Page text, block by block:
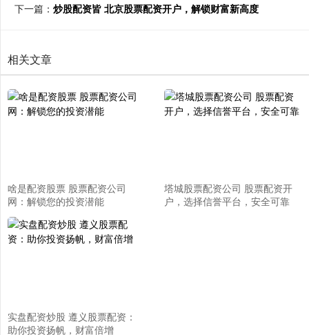
下一篇： 炒股配资皆 北京股票配资开户，解锁财富新高度
相关文章
啥是配资股票 股票配资公司
网：解锁您的投资潜能
塔城股票配资公司 股票配资开
户，选择信誉平台，安全可靠
实盘配资炒股 遵义股票配资：
助你投资扬帆，财富倍增